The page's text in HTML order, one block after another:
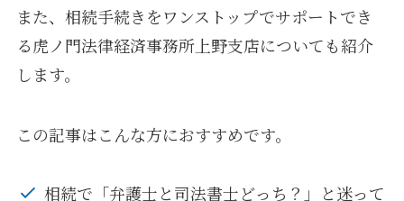
また、相続手続きをワンストップでサポートでき
る虎ノ門法律経済事務所上野支店についても紹介
します。
この記事はこんな方におすすめです。
相続で「弁護士と司法書士どっち？」と迷って